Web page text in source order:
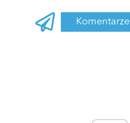
Komentarze